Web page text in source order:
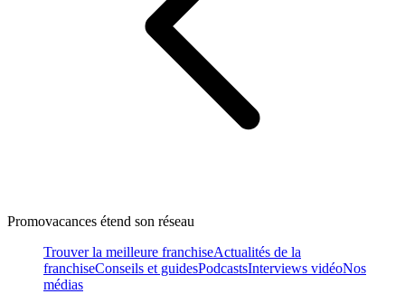
Promovacances étend son réseau
Trouver la meilleure franchiseActualités de la
franchiseConseils et guidesPodcastsInterviews vidéoNos
médias